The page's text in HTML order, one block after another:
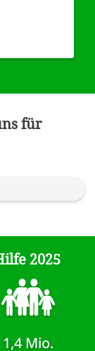
für
2025
1,4 Mio.